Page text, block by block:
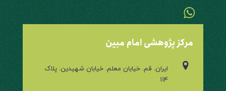
مرکز پژوهشی امام مبین
ایران. قم. خیابان معلم. خیابان شهیدین. پلاک
۱۱۴